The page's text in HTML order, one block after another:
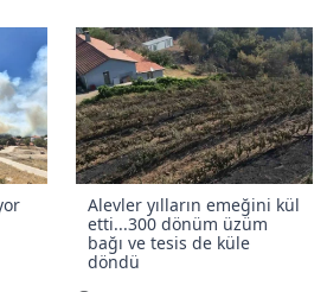
Alevler yılların emeğini kül
etti...300 dönüm üzüm
bağı ve tesis de küle
döndü